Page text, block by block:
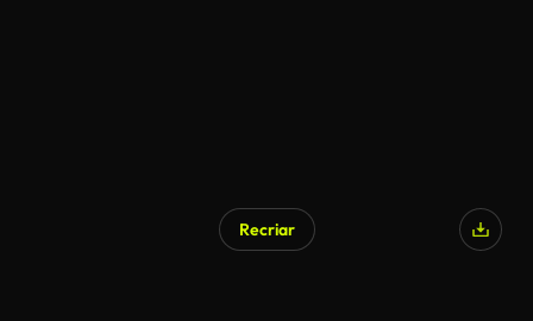
Recriar